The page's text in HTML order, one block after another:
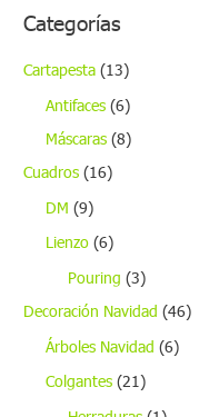
Categorías
Cartapesta (13)
Antifaces (6)
Máscaras (8)
Cuadros (16)
DM (9)
Lienzo (6)
Pouring (3)
Decoración Navidad (46)
Árboles Navidad (6)
Colgantes (21)